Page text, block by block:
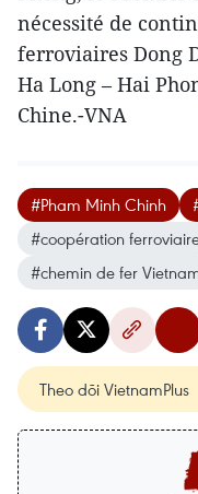
nécessité de
ferroviaires Dong
Ha Long – Hai
Chine.-VNA
#Pham Minh Chinh
#coopération
#chemin de fer
Theo dõi VietnamPlus